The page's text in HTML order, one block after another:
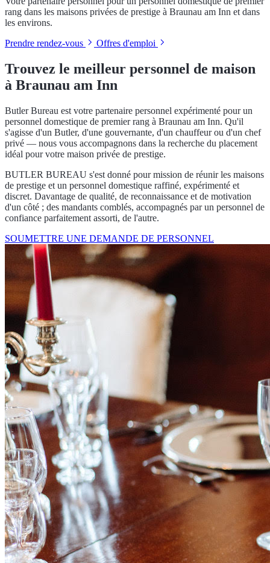
rang dans les maisons privées de prestige à Braunau am Inn et dans
les environs.
Prendre rendez-vous
Offres d'emploi
Trouvez le meilleur personnel de maison
à Braunau am Inn
Butler Bureau est votre partenaire personnel expérimenté pour un
personnel domestique de premier rang à Braunau am Inn. Qu'il
s'agisse d'un Butler, d'une gouvernante, d'un chauffeur ou d'un chef
privé — nous vous accompagnons dans la recherche du placement
idéal pour votre maison privée de prestige.
BUTLER BUREAU s'est donné pour mission de réunir les maisons
de prestige et un personnel domestique raffiné, expérimenté et
discret. Davantage de qualité, de reconnaissance et de motivation
d'un côté ; des mandants comblés, accompagnés par un personnel de
confiance parfaitement assorti, de l'autre.
SOUMETTRE UNE DEMANDE DE PERSONNEL